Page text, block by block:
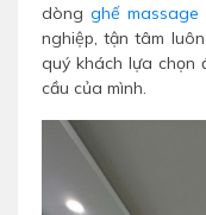
dòngghế massage
nghiệp, tận tâm
quý khách lựa chọn
cầu của mình.